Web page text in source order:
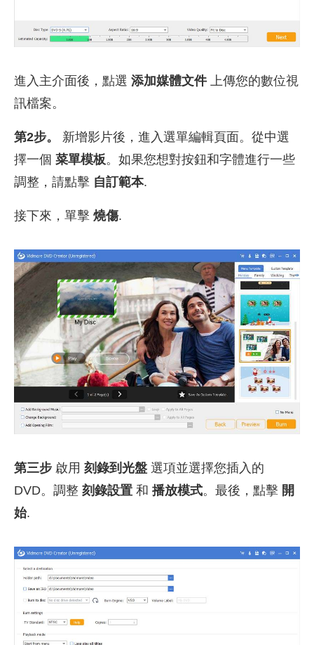
進入主介面後，點選 添加媒體文件上傳您的數位視
訊檔案。
第2步。
新增影片後，進入選單編輯頁面。從中選
擇一個 菜單模板。如果您想對按鈕和字體進行一些
調整，請點擊 自訂範本.
接下來，單擊 燒傷.
第三步 啟用 刻錄到光盤 選項並選擇您插入的
DVD。調整 刻錄設置 和 播放模式。最後，點擊 開
始.